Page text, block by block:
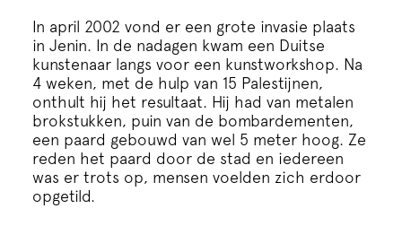
ECI Cultuurcafé
Over ons
Contact
​In april 2002 vond er een grote invasie plaats
in Jenin. In de nadagen kwam een Duitse
kunstenaar langs voor een kunstworkshop. Na
4 weken, met de hulp van 15 Palestijnen,
onthult hij het resultaat. Hij had van metalen
brokstukken, puin van de bombardementen,
een paard gebouwd van wel 5 meter hoog. Ze
reden het paard door de stad en iedereen
was er trots op, mensen voelden zich erdoor
opgetild.